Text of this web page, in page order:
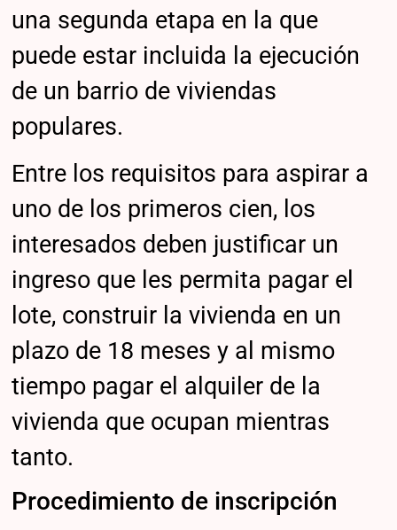
una segunda etapa en la que
puede estar incluida la ejecución
de un barrio de viviendas
populares.
Entre los requisitos para aspirar a
uno de los primeros cien, los
interesados deben justificar un
ingreso que les permita pagar el
lote, construir la vivienda en un
plazo de 18 meses y al mismo
tiempo pagar el alquiler de la
vivienda que ocupan mientras
tanto.
Procedimiento de inscripción